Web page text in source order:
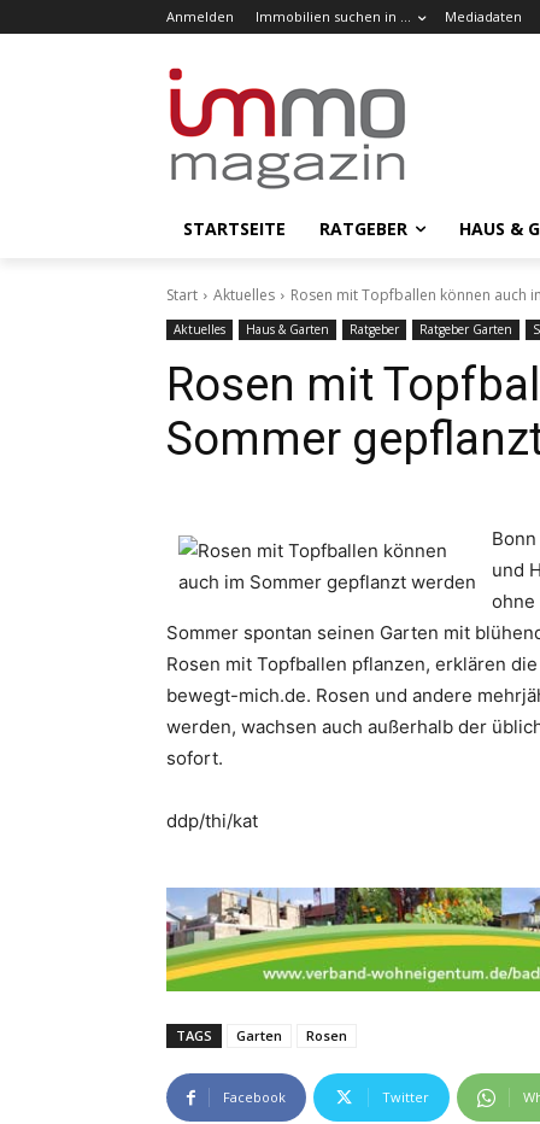
Anmelden Immobilien suchen in … Mediadaten
STARTSEITE RATGEBER HAUS &
Start Aktuelles Rosen mit Topfballen können auch
Aktuelles Haus & Garten Ratgeber Ratgeber Garten
Rosen mit
Sommer
und
ohne
Sommer spontan seinen Garten mit
Rosen mit Topfballen pflanzen, erklären
bewegt-mich.de. Rosen und andere
werden, wachsen auch außerhalb der
sofort.
ddp/thi/kat
TAGS Garten Rosen
Facebook Twitter